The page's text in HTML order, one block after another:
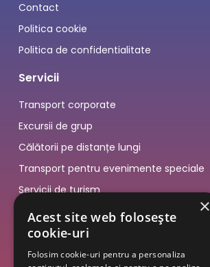
Contact
Politica cookie
Politica de confidentialitate
Servicii
Transport corporate
Excursii de grup
Călătorii pe distanțe lungi
Transport pentru evenimente speciale
Servicii de turism
×
Acest site web folosește
cookie-uri
Folosim cookie-uri pentru a personaliza